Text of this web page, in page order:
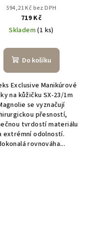
594,21 Kč bez DPH
719 Kč
Skladem(1 ks)
Do košíku
Exclusive Manikúrové
na kůžičku SX-23/1m
se vyznačují
přesností,
tvrdostí materiálu
extrémní odolností.
rovnováha...